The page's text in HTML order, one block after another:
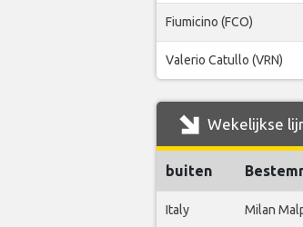
Fiumicino (FCO)
Valerio Catullo (VRN)
Wekelijkse
buiten
Italy Milan